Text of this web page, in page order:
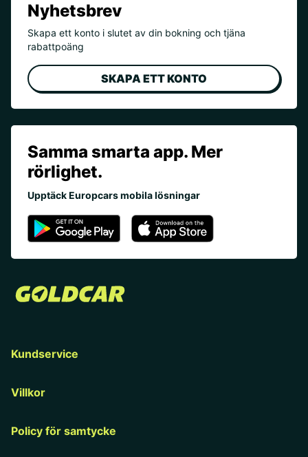
Nyhetsbrev
Skapa ett konto i slutet av din bokning och tjäna
rabattpoäng
SKAPA ETT KONTO
Samma smarta app. Mer
rörlighet.
Upptäck Europcars mobila lösningar
Kundservice
Villkor
Policy för samtycke